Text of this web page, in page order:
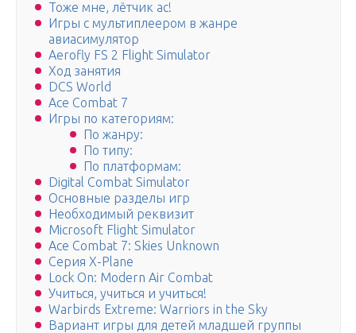
Тоже мне, лётчик ас!
Игры с мультиплеером в жанре
авиасимулятор
Aerofly FS 2 Flight Simulator
Ход занятия
DCS World
Ace Combat 7
Игры по категориям:
По жанру:
По типу:
По платформам:
Digital Combat Simulator
Основные разделы игр
Необходимый реквизит
Microsoft Flight Simulator
Ace Combat 7: Skies Unknown
Серия X-Plane
Lock On: Modern Air Combat
Учиться, учиться и учиться!
Warbirds Extreme: Warriors in the Sky
Вариант игры для детей младшей группы